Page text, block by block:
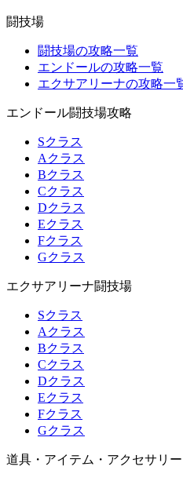
闘技場
闘技場の攻略一覧
エンドールの攻略一覧
エクサアリーナの攻略一
エンドール闘技場攻略
Sクラス
Aクラス
Bクラス
Cクラス
Dクラス
Eクラス
Fクラス
Gクラス
エクサアリーナ闘技場
Sクラス
Aクラス
Bクラス
Cクラス
Dクラス
Eクラス
Fクラス
Gクラス
道具・アイテム・アクセサリー